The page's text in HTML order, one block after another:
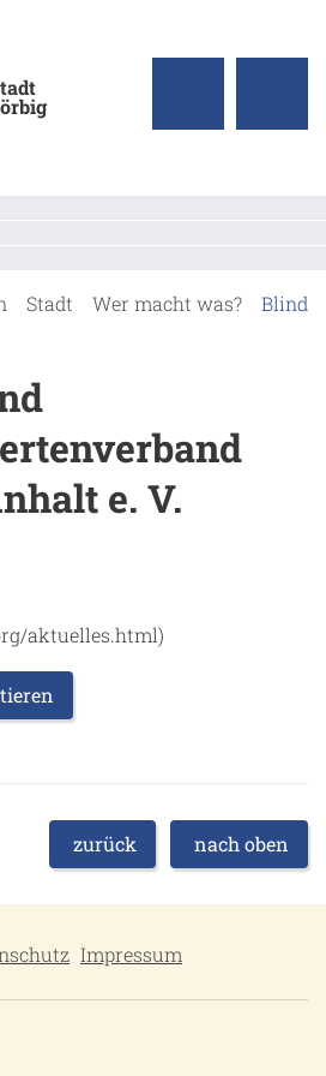
Stadt Wer macht was?
e. V.
aktuelles.html)
zurück nach oben
Impressum